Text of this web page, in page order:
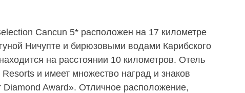
Cancun 5* расположен на 17 километре
Ничупте и бирюзовыми водами Карибского
на расстоянии 10 километров. Отель
и имеет множество наград и знаков
Award». Отличное расположение,